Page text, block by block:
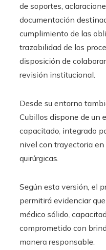
de soportes,
documentación
cumplimiento de las
trazabilidad de los
disposición de
revisión institucional.
Desde su entorno
Cubillos dispone de un
capacitado, integrado
nivel con trayectoria en
quirúrgicas.
Según esta versión, el
permitirá evidenciar
médico sólido,
comprometido con
manera responsable.